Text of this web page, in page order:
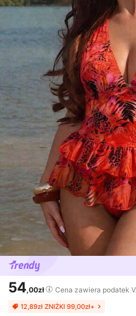
54,00zł Cena zawiera podatek
12,89zł ZNIŻKI 99,00zł+